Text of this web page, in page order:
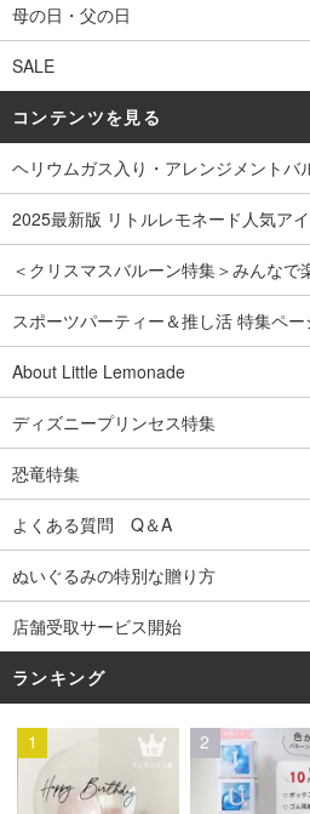
母の日・父の日
SALE
コンテンツを見る
ヘリウムガス入り・アレンジメントバ
2025最新版 リトルレモネード人気ア
＜クリスマスバルーン特集＞みんなで
スポーツパーティー＆推し活 特集ペ
About Little Lemonade
ディズニープリンセス特集
恐竜特集
よくある質問 Q＆A
ぬいぐるみの特別な贈り方
店舗受取サービス開始
ランキング
1 2